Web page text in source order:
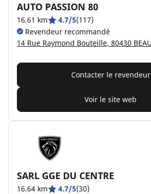
AUTO PASSION 80
16.61 km 4.7/5(117)
Revendeur recommandé
Contacter le revendeur
Voir le site web
SARL GGE DU CENTRE
16.64 km 4.7/5(30)